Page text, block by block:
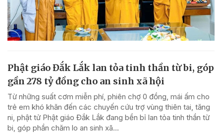
Phật giáo Đắk Lắk lan tỏa tinh thần từ bi, góp
gần 278 tỷ đồng cho an sinh xã hội
Từ những suất cơm miễn phí, phiên chợ 0 đồng, mái ấm cho
trẻ em khó khăn đến các chuyến cứu trợ vùng thiên tai, tăng
ni, phật tử Phật giáo Đắk Lắk đang bền bỉ lan tỏa tinh thần từ
bi, góp phần chăm lo an sinh xã...